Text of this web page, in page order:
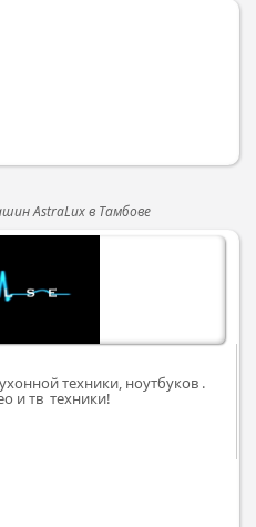
AstraLux в Тамбове
техники, ноутбуков .
и тв техники!